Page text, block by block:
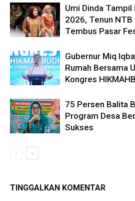
Umi Dinda Tampil
2026, Tenun
Tembus Pasar
Gubernur Miq
Rumah Bersama
Kongres
75 Persen Balita
Program Desa
Sukses
TINGGALKAN KOMENTAR